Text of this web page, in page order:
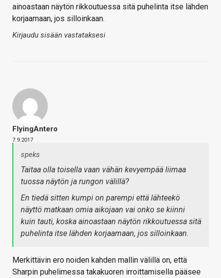
ainoastaan näytön rikkoutuessa sitä puhelinta itse lähden
korjaamaan, jos silloinkaan.
Kirjaudu sisään vastataksesi
FlyingAntero
7.9.2017
speks
Taitaa olla toisella vaan vähän kevyempää liimaa
tuossa näytön ja rungon välillä?
En tiedä sitten kumpi on parempi että lähteekö
näyttö matkaan omia aikojaan vai onko se kiinni
kuin tauti, koska ainoastaan näytön rikkoutuessa sitä
puhelinta itse lähden korjaamaan, jos silloinkaan.
Merkittävin ero noiden kahden mallin välillä on, että
Sharpin puhelimessa takakuoren irroittamisella pääsee